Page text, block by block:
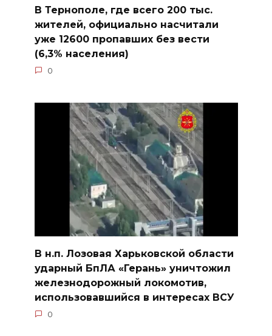
В Тернополе, где всего 200 тыс.
жителей, официально насчитали
уже 12600 пропавших без вести
(6,3% населения)
0
В н.п. Лозовая Харьковской области
ударный БпЛА «Герань» уничтожил
железнодорожный локомотив,
использовавшийся в интересах ВСУ
0